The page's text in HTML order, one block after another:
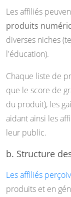
Les affiliés
produits
diverses niches
l'éducation).
Chaque liste de
que le score de
du produit), les
aidant ainsi les
leur public.
b. Structure
Les affiliés
produits et en